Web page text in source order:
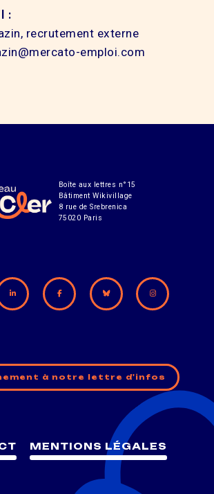
:
recrutement externe
emploi.com
Boîte aux lettres n°15
Bâtiment Wikivillage
8 rue de Srebrenica
75020 Paris
à notre lettre d'infos
MENTIONS LÉGALES